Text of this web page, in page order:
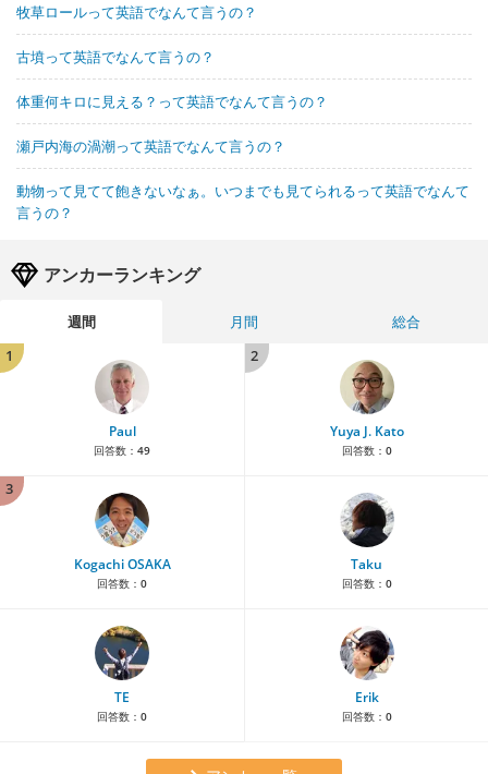
牧草ロールって英語でなんて言うの？
古墳って英語でなんて言うの？
体重何キロに見える？って英語でなんて言うの？
瀬戸内海の渦潮って英語でなんて言うの？
動物って見てて飽きないなぁ。いつまでも見てられるって英語でなんて
言うの？
アンカーランキング
週間 月間
総合
1
Paul
回答数： 49
2
Yuya J. Kato
回答数： 0
3
Kogachi OSAKA
回答数： 0
Taku
回答数： 0
TE
回答数： 0
Erik
回答数： 0